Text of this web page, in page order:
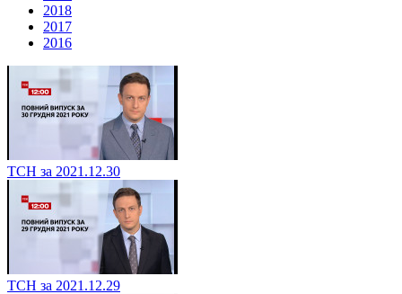
2018
2017
2016
ТСН за 2021.12.30
ТСН за 2021.12.29